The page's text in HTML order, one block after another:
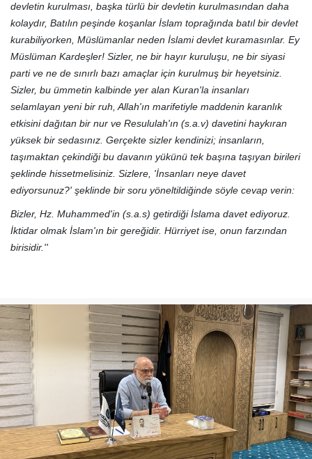
devletin kurulması, başka türlü bir devletin kurulmasından daha
kolaydır, Batılın peşinde koşanlar İslam toprağında batıl bir devlet
kurabiliyorken, Müslümanlar neden İslami devlet kuramasınlar. Ey
Müslüman Kardeşler! Sizler, ne bir hayır kuruluşu, ne bir siyasi
parti ve ne de sınırlı bazı amaçlar için kurulmuş bir heyetsiniz.
Sizler, bu ümmetin kalbinde yer alan Kuran'la insanları
selamlayan yeni bir ruh, Allah'ın marifetiyle maddenin karanlık
etkisini dağıtan bir nur ve Resululah'ın (s.a.v) davetini haykıran
yüksek bir sedasınız. Gerçekte sizler kendinizi; insanların,
taşımaktan çekindiği bu davanın yükünü tek başına taşıyan birileri
şeklinde hissetmelisiniz. Sizlere, 'İnsanları neye davet
ediyorsunuz?' şeklinde bir soru yöneltildiğinde söyle cevap verin:
Bizler, Hz. Muhammed'in (s.a.s) getirdiği İslama davet ediyoruz.
İktidar olmak İslam'ın bir gereğidir. Hürriyet ise, onun farzından
birisidir.''